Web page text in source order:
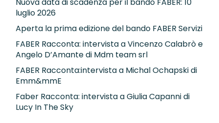
luglio 2026
Aperta la prima edizione del bando FABER Servizi
FABER Racconta: intervista a Vincenzo Calabrò e
Angelo D’Amante di Mdm team srl
FABER Racconta:intervista a Michal Ochapski di
Emm&mmE
Faber Racconta: intervista a Giulia Capanni di
Lucy In The Sky